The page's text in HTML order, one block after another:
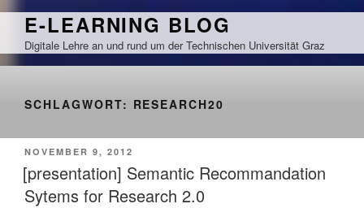
Zum
springen
E-LEARNING BLOG
Digitale Lehre an und rund um der Technischen Universität Graz
SCHLAGWORT: RESEARCH20
VERÖFFENTLICHT
AM
NOVEMBER 9, 2012
[presentation] Semantic Recommandation
Sytems for Research 2.0